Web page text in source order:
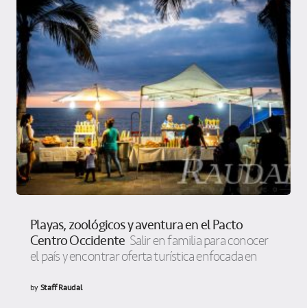
Playas, zoológicos y aventura en el Pacto
Centro Occidente Salir en familia para conocer
el país y encontrar oferta turística enfocada en
byStaff Raudal